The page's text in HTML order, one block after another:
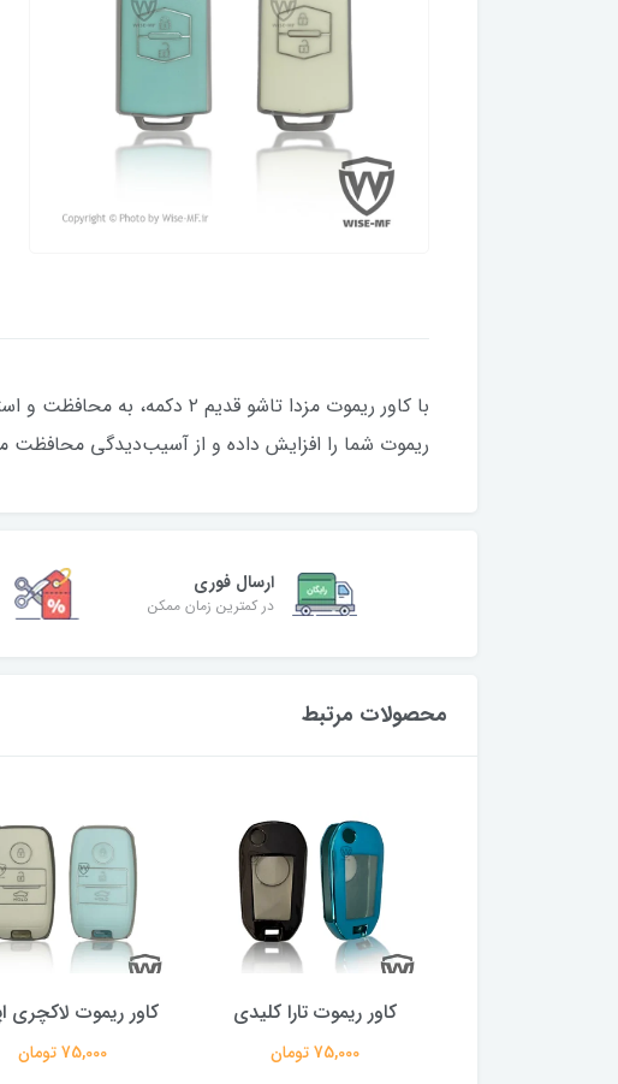
با کاور ریموت مزدا تاشو
ریموت شما را افزایش داده و از آسیب‌دیدگی
ارسال فوری
در کمترین زمان ممکن
محصولات مرتبط
کاور ریموت تارا کلیدی
75,000 تومان
کاور ریموت لاکچری
75,000 تومان